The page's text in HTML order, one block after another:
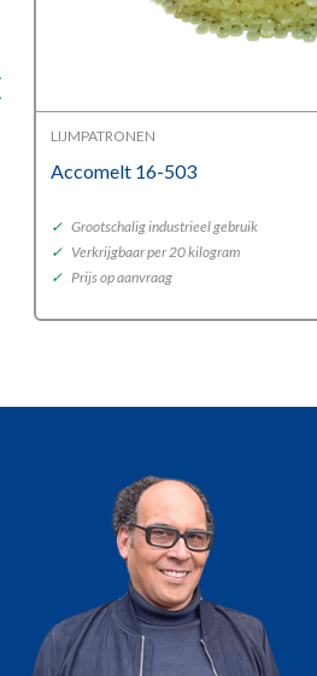
LIJMPATRONEN
Accomelt 16-503
✓ Grootschalig industrieel gebruik
✓ Verkrijgbaar per 20 kilogram
✓ Prijs op aanvraag